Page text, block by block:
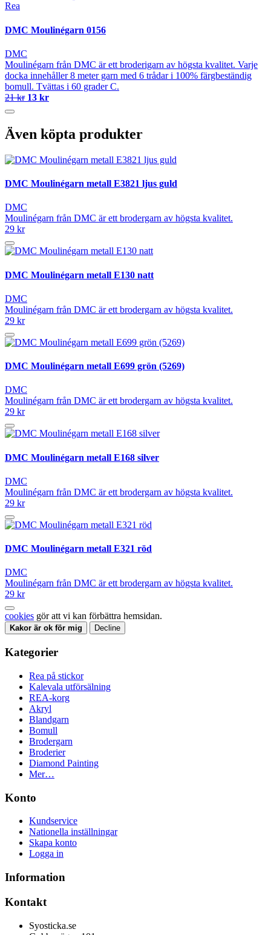
Rea
DMC Moulinégarn 0156
DMC
Moulinégarn från DMC är ett broderigarn av högsta kvalitet. Varje
docka innehåller 8 meter garn med 6 trådar i 100% färgbeständig
bomull. Tvättas i 60 grader C.
21 kr 13 kr
Även köpta produkter
DMC Moulinégarn metall E3821 ljus guld
DMC
Moulinégarn från DMC är ett brodergarn av högsta kvalitet.
29 kr
DMC Moulinégarn metall E130 natt
DMC
Moulinégarn från DMC är ett brodergarn av högsta kvalitet.
29 kr
DMC Moulinégarn metall E699 grön (5269)
DMC
Moulinégarn från DMC är ett brodergarn av högsta kvalitet.
29 kr
DMC Moulinégarn metall E168 silver
DMC
Moulinégarn från DMC är ett brodergarn av högsta kvalitet.
29 kr
DMC Moulinégarn metall E321 röd
DMC
Moulinégarn från DMC är ett brodergarn av högsta kvalitet.
29 kr
cookies gör att vi kan förbättra hemsidan.
Kakor är ok för mig Decline
Kategorier
Rea på stickor
Kalevala utförsälning
REA-korg
Akryl
Blandgarn
Bomull
Brodergarn
Broderier
Diamond Painting
Mer…
Konto
Kundservice
Nationella inställningar
Skapa konto
Logga in
Information
Kontakt
Syosticka.se